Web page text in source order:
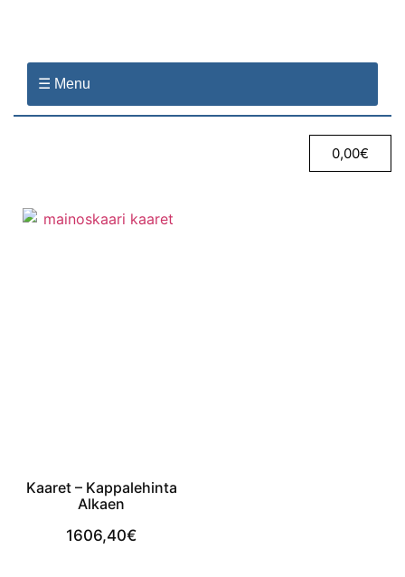
☰ Menu
0,00€
Kaaret – Kappalehinta
Alkaen
1606,40€